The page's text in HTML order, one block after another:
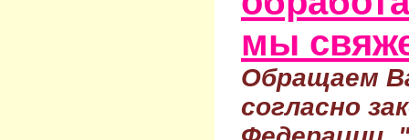
мы
Обращаем
согласно